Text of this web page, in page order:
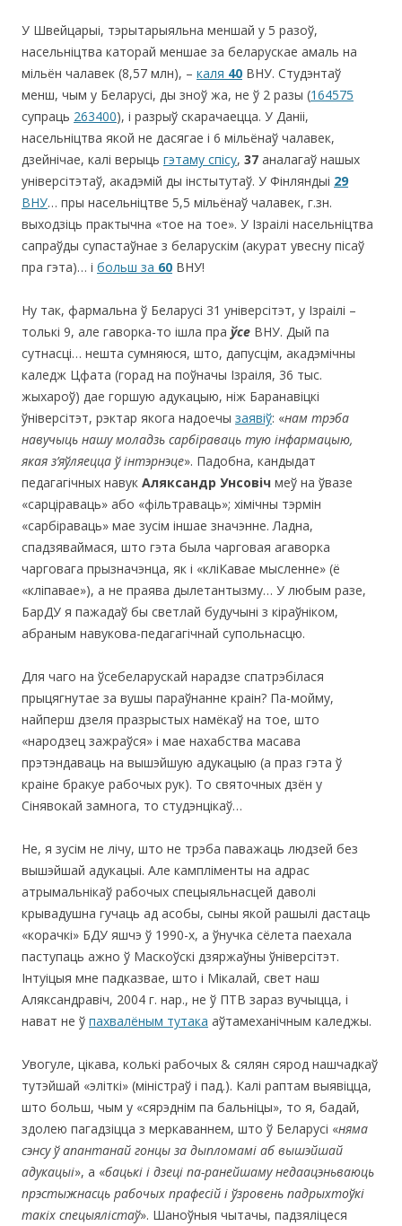
У Швейцарыі, тэрытарыяльна меншай у 5 разоў,
насельніцтва каторай меншае за беларускае амаль на
мільён чалавек (8,57 млн), – каля 40 ВНУ. Студэнтаў
менш, чым у Беларусі, ды зноў жа, не ў 2 разы (164575
супраць 263400), і разрыў скарачаецца. У Даніі,
насельніцтва якой не дасягае і 6 мільёнаў чалавек,
дзейнічае, калі верыць гэтаму спісу, 37 аналагаў нашых
універсітэтаў, акадэмій ды інстытутаў. У Фінляндыі 29
ВНУ… пры насельніцтве 5,5 мільёнаў чалавек, г.зн.
выходзіць практычна «тое на тое». У Ізраілі насельніцтва
сапраўды супастаўнае з беларускім (акурат увесну пісаў
пра гэта)… i больш за 60 ВНУ!
Ну так, фармальна ў Беларусі 31 універсітэт, у Ізраілі –
толькі 9, але гаворка-то ішла пра ўсе ВНУ. Дый па
сутнасці… нешта сумняюся, што, дапусцім, акадэмічны
каледж Цфата (горад на поўначы Ізраіля, 36 тыс.
жыхароў) дае горшую адукацыю, ніж Баранавіцкі
ўніверсітэт, рэктар якога надоечы заявіў: «нам трэба
навучыць нашу моладзь сарбіраваць тую інфармацыю,
якая з’яўляецца ў інтэрнэце». Падобна, кандыдат
педагагічных навук Аляксандр Унсовіч меў на ўвазе
«сарціраваць» або «фільтраваць»; хімічны тэрмін
«сарбіраваць» мае зусім іншае значэнне. Ладна,
спадзяваймася, што гэта была чарговая агаворка
чарговага прызначэнца, як і «кліКавае мысленне» (ё
«кліпавае»), а не праява дылетантызму… У любым разе,
БарДУ я пажадаў бы светлай будучыні з кіраўніком,
абраным навукова-педагагічнай супольнасцю.
Для чаго на ўсебеларускай нарадзе спатрэбілася
прыцягнутае за вушы параўнанне краін? Па-мойму,
найперш дзеля празрыстых намёкаў на тое, што
«народзец зажраўся» і мае нахабства масава
прэтэндаваць на вышэйшую адукацыю (а праз гэта ў
краіне бракуе рабочых рук). То святочных дзён у
Сінявокай замнога, то студэнцікаў…
Не, я зусім не лічу, што не трэба паважаць людзей без
вышэйшай адукацыі. Але кампліменты на адрас
атрымальнікаў рабочых спецыяльнасцей даволі
крывадушна гучаць ад асобы, сыны якой рашылі дастаць
«корачкі» БДУ яшчэ ў 1990-х, а ўнучка сёлета паехала
паступаць ажно ў Маскоўскі дзяржаўны ўніверсітэт.
Інтуіцыя мне падказвае, што і Мікалай, свет наш
Аляксандравіч, 2004 г. нар., не ў ПТВ зараз вучыцца, і
нават не ў пахвалёным тутака аўтамеханічным каледжы.
Увогуле, цікава, колькі рабочых & сялян сярод нашчадкаў
тутэйшай «эліткі» (міністраў і пад.). Калі раптам выявіцца,
што больш, чым у «сярэднім па бальніцы», то я, бадай,
здолею пагадзіцца з меркаваннем, што ў Беларусі «няма
сэнсу ў апантанай гонцы за дыпломамі аб вышэйшай
адукацыі», а «бацькі і дзеці па-ранейшаму недаацэньваюць
прэстыжнасць рабочых прафесій і ўзровень падрыхтоўкі
такіх спецыялістаў». Шаноўныя чытачы, падзяліцеся